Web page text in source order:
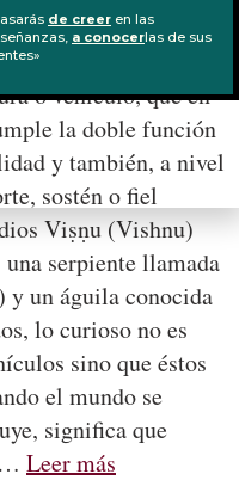
la serpiente
las deidades tienen
o vehículo, que en
la doble función
y también, a nivel
sostén o fiel
Viṣṇu (Vishnu)
serpiente llamada
y un águila conocida
lo curioso no es
sino que éstos
el mundo se
significa que
Leer más
de creer en las
a conocerlas de sus